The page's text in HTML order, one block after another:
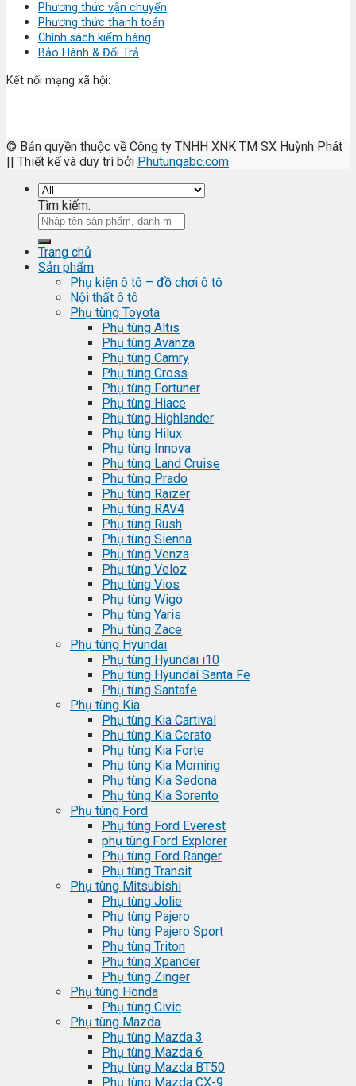
Phương thức vận chuyển
Phương thức thanh toán
Chính sách kiểm hàng
Bảo Hành & Đổi Trả
Kết nối mạng xã hội:
© Bản quyền thuộc về Công ty TNHH XNK TM SX Huỳnh Phát
|| Thiết kế và duy trì bởi Phutungabc.com
Tìm kiếm:
Trang chủ
Sản phẩm
Phụ kiện ô tô – đồ chơi ô tô
Nội thất ô tô
Phụ tùng Toyota
Phụ tùng Altis
Phụ tùng Avanza
Phụ tùng Camry
Phụ tùng Cross
Phụ tùng Fortuner
Phụ tùng Hiace
Phụ tùng Highlander
Phụ tùng Hilux
Phụ tùng Innova
Phụ tùng Land Cruise
Phụ tùng Prado
Phụ tùng Raizer
Phụ tùng RAV4
Phụ tùng Rush
Phụ tùng Sienna
Phụ tùng Venza
Phụ tùng Veloz
Phụ tùng Vios
Phụ tùng Wigo
Phụ tùng Yaris
Phụ tùng Zace
Phụ tùng Hyundai
Phụ tùng Hyundai i10
Phụ tùng Hyundai Santa Fe
Phụ tùng Santafe
Phụ tùng Kia
Phụ tùng Kia Cartival
Phụ tùng Kia Cerato
Phụ tùng Kia Forte
Phụ tùng Kia Morning
Phụ tùng Kia Sedona
Phụ tùng Kia Sorento
Phụ tùng Ford
Phụ tùng Ford Everest
phụ tùng Ford Explorer
Phụ tùng Ford Ranger
Phụ tùng Transit
Phụ tùng Mitsubishi
Phụ tùng Jolie
Phụ tùng Pajero
Phụ tùng Pajero Sport
Phụ tùng Triton
Phụ tùng Xpander
Phụ tùng Zinger
Phụ tùng Honda
Phụ tùng Civic
Phụ tùng Mazda
Phụ tùng Mazda 3
Phụ tùng Mazda 6
Phụ tùng Mazda BT50
Phụ tùng Mazda CX-9